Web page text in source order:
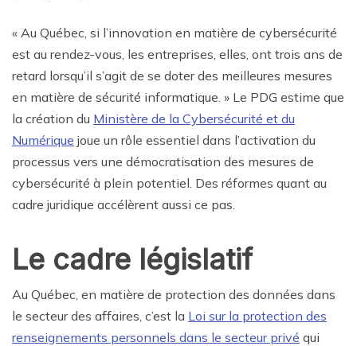
« Au Québec, si l’innovation en matière de cybersécurité
est au rendez-vous, les entreprises, elles, ont trois ans de
retard lorsqu’il s’agit de se doter des meilleures mesures
en matière de sécurité informatique. » Le PDG estime que
la création du Ministère de la Cybersécurité et du
Numérique joue un rôle essentiel dans l’activation du
processus vers une démocratisation des mesures de
cybersécurité à plein potentiel. Des réformes quant au
cadre juridique accélèrent aussi ce pas.
Le cadre législatif
Au Québec, en matière de protection des données dans
le secteur des affaires, c’est la Loi sur la protection des
renseignements personnels dans le secteur privé qui